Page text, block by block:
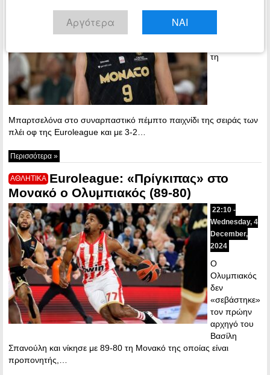
Η Μονακό
τη
Μπαρτσελόνα στο συναρπαστικό πέμπτο παιχνίδι της σειράς των
πλέι οφ της Euroleague και με 3-2…
Περισσότερα »
ΑΘΛΗΤΙΚΑ Euroleague: «Πρίγκιπας» στο
Μονακό ο Ολυμπιακός (89-80)
22:10 -
Wednesday, 4
December,
2024
Ο
Ολυμπιακός
δεν
«σεβάστηκε»
τον πρώην
αρχηγό του
Βασίλη
Σπανούλη και νίκησε με 89-80 τη Μονακό της οποίας είναι
προπονητής,…
Αργότερα ΝΑΙ